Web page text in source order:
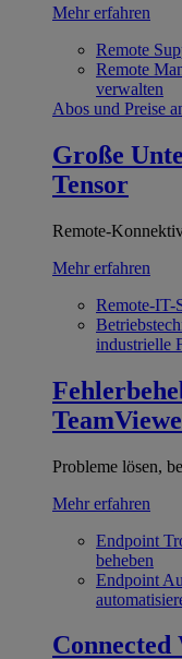
Mehr erfahren
Remote
Remote
verwalten
Abos und Preise
Große
Tensor
Remote-
Mehr erfahren
Remote-IT-
industrielle
Probleme lösen,
Mehr erfahren
Endpoint
beheben
Endpoint